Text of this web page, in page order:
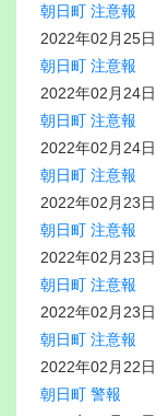
朝日町 注意報
2022年02月25日
朝日町 注意報
2022年02月24日
朝日町 注意報
2022年02月24日
朝日町 注意報
2022年02月23日
朝日町 注意報
2022年02月23日
朝日町 注意報
2022年02月23日
朝日町 注意報
2022年02月22日
朝日町 警報